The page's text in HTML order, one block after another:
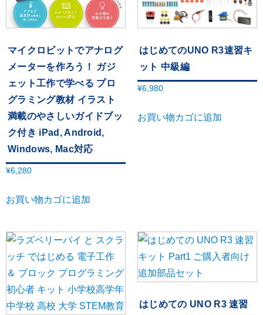
マイクロビットでアナログ
メーターを作ろう！ ガジ
ェット工作で学べる プロ
グラミング教材 イラスト
満載のやさしいガイドブッ
ク付き iPad, Android,
Windows, Mac対応
¥6,280
お買い物カゴに追加
はじめてのUNO R3速習キ
ット 中級編
¥6,980
お買い物カゴに追加
はじめての UNO R3 速習